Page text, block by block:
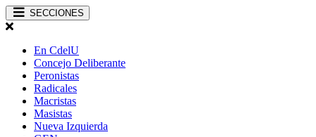
SECCIONES
En CdelU
Concejo Deliberante
Peronistas
Radicales
Macristas
Masistas
Nueva Izquierda